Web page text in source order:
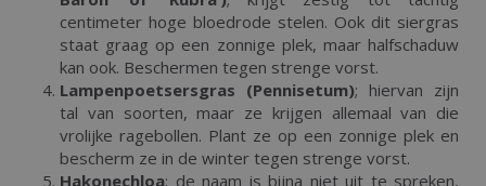
centimeter hoge bloedrode stelen. Ook dit siergras
staat graag op een zonnige plek, maar halfschaduw
kan ook. Beschermen tegen strenge vorst.
Lampenpoetsersgras (Pennisetum); hiervan zijn
tal van soorten, maar ze krijgen allemaal van die
vrolijke ragebollen. Plant ze op een zonnige plek en
bescherm ze in de winter tegen strenge vorst.
Hakonechloa; de naam is bijna niet uit te spreken,